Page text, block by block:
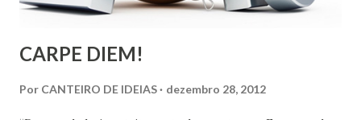
CARPE DIEM!
Por CANTEIRO DE IDEIAS dezembro 28, 2012